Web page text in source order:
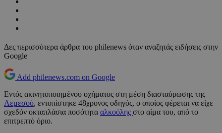
Δες περισσότερα άρθρα του philenews όταν αναζητάς ειδήσεις στην
Google
Add philenews.com on Google
Εντός ακινητοποιημένου οχήματος στη μέση διασταύρωσης της
Λεμεσού, εντοπίστηκε 48χρονος οδηγός, ο οποίος φέρεται να είχε
σχεδόν οκταπλάσια ποσότητα αλκοόλης στο αίμα του, από το
επιτρεπτό όριο.